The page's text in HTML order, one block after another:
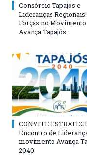
Consórcio Tapajós e
Lideranças Regionais
Forças no Movimento
Avança Tapajós.
CONVITE
Encontro de
movimento Avança
2040